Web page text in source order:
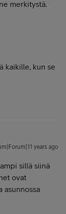
merkitystä.
kaikille, kun se
years ago
sillä siinä
ovat
asunnossa